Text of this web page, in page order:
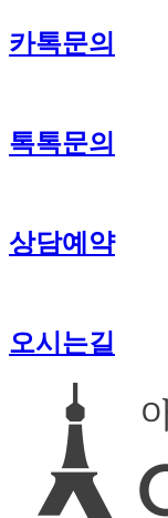
카톡문의
톡톡문의
상담예약
오시는길